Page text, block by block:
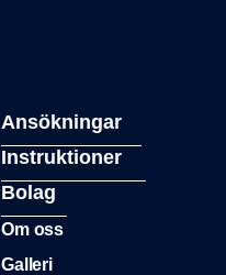
Ansökningar
Instruktioner
Bolag
Om oss
Galleri